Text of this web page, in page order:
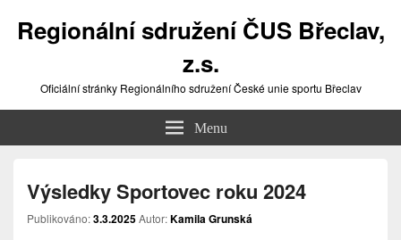
Regionální sdružení ČUS Břeclav,
z.s.
Oficiální stránky Regionálního sdružení České unie sportu Břeclav
Menu
Výsledky Sportovec roku 2024
Publikováno:3.3.2025Autor:Kamila Grunská